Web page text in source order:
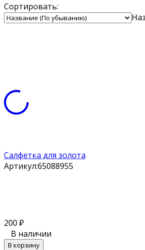
Сортировать:
Салфетка для золота
Артикул:65088955
200 ₽
В наличии
В корзину